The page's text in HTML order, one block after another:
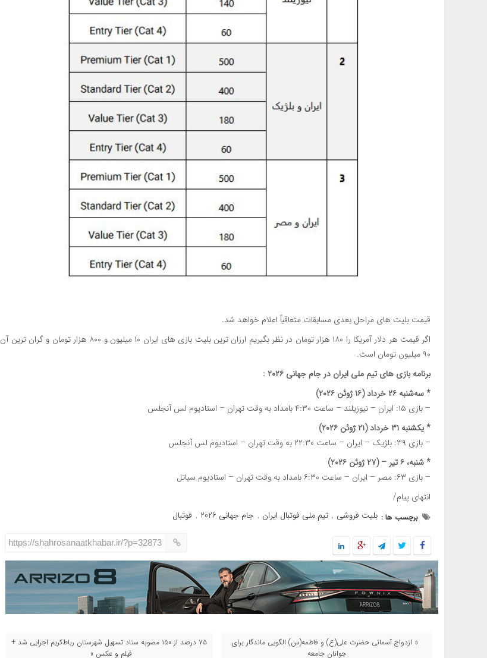
قیمت بلیت های مراحل بعدی مسابقات متعاقباً اعلام خواهد شد.
اگر قیمت هر دلار آمریکا را ۱۸۰ هزار تومان در نظر بگیریم ارزان ترین بلیت بازی های ایران ۱۰ میلیون و ۸۰۰ هزار تومان و گران ترین آن
۹۰ میلیون تومان است.
برنامه بازی های تیم ملی ایران در جام جهانی ۲۰۲۶ :
* سه‌شنبه ۲۶ خرداد (۱۶ ژوئن ۲۰۲۶)
– بازی ۱۵: ایران – نیوزیلند – ساعت ۴:۳۰ بامداد به وقت تهران – استادیوم لس آنجلس
* یکشنبه ۳۱ خرداد (۲۱ ژوئن ۲۰۲۶)
– بازی ۳۹: بلژیک – ایران – ساعت ۲۲:۳۰ به وقت تهران – استادیوم لس آنجلس
* شنبه، ۶ تیر – (۲۷ ژوئن ۲۰۲۶)
– بازی ۶۳: مصر – ایران – ساعت ۶:۳۰ بامداد به وقت تهران – استادیوم سیاتل
انتهای پیام/
برچسب ها : بلیت فروشی , تیم ملی فوتبال ایران , جام جهانی 2026 , فوتبال
https://shahrosanaatkhabar.ir/?p=32873
« ازدواج آسمانی حضرت علی(ع) و فاطمه(س) الگویی ماندگار برای
جوانان جامعه
۷۵ درصد از ۱۵۰ مصوبه ستاد تسهیل شهرستان رباط‌کریم اجرایی شد +
فیلم و عکس »